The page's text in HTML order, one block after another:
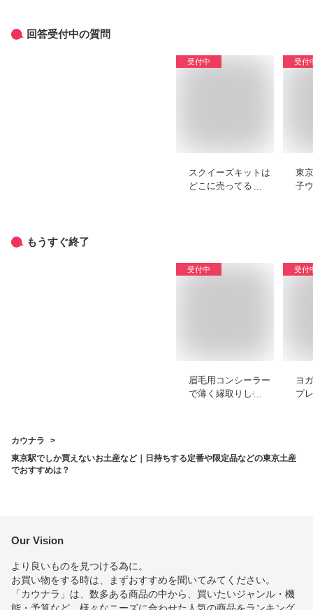
回答受付中の質問
受付中
スクイーズキットは
どこに売ってる？手
受付
東
子
もうすぐ終了
受付中
眉毛用コンシーラー
で薄く縁取りしやす
受付
ヨ
プ
カウナラ
東京駅でしか買えないお土産など｜日持ちする定番や限定品などの東京土産
でおすすめは？
Our Vision
より良いものを見つける為に。
お買い物をする時は、まずおすすめを聞いてみてください。
「カウナラ」は、数多ある商品の中から、買いたいジャンル・機